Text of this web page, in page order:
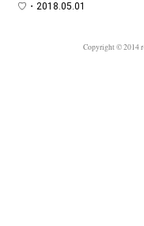
♡・2018.05.01
Copyright © 2014